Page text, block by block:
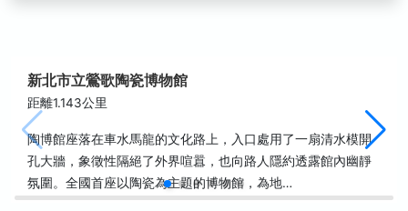
新北市立鶯歌陶瓷博物館
距離1.143公里
陶博館座落在車水馬龍的文化路上，入口處用了一扇清水模開
孔大牆，象徵性隔絕了外界喧囂，也向路人隱約透露館內幽靜
氛圍。全國首座以陶瓷為主題的博物館，為地…